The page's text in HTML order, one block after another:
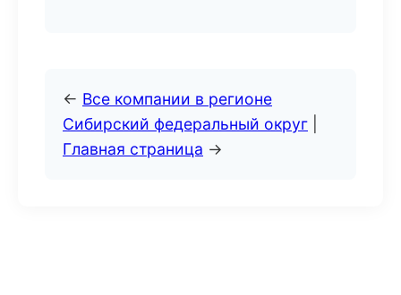
← Все компании в регионе
Сибирский федеральный округ
Главная страница →